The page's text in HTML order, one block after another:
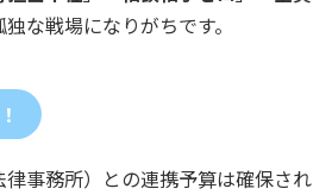
な戦場になりがちです。
事務所）との連携予算は確保され